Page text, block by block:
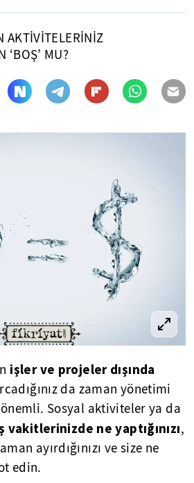
AKTİVİTELERİNİZ
‘BOŞ’ MU?
işler ve projeler dışında
da zaman yönetimi
önemli. Sosyal aktiviteler ya da
vakitlerinizde ne yaptığınızı,
ayırdığınızı ve size ne
edin.